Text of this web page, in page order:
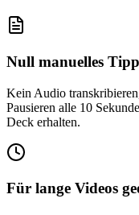
Null manuelles
Kein Audio
Pausieren alle 10
Deck erhalten.
Für lange Videos